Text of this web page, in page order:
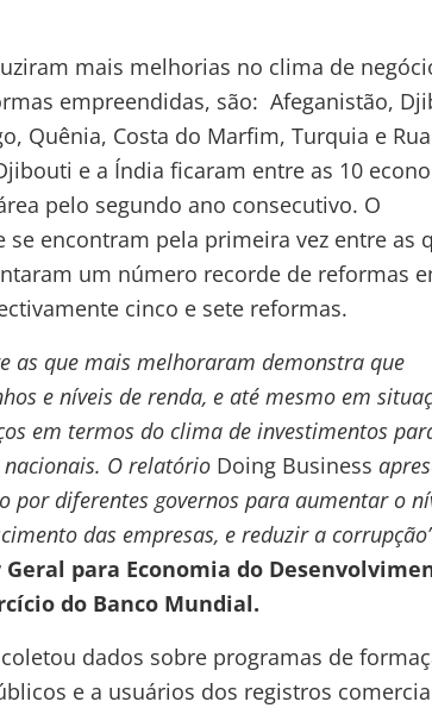
mais melhorias no clima de
empreendidas, são: Afeganistão,
Quênia, Costa do Marfim, Turquia e
e a Índia ficaram entre as 10
pelo segundo ano consecutivo. O
se encontram pela primeira vez entre as
um número recorde de reformas
cinco e sete reformas.
as que mais melhoraram demonstra que
e níveis de renda, e até mesmo em
em termos do clima de investimentos
nacionais. O relatório Doing Business
por diferentes governos para aumentar o
das empresas, e reduzir a
para Economia do
do Banco Mundial.
coletou dados sobre programas de
e a usuários dos registros